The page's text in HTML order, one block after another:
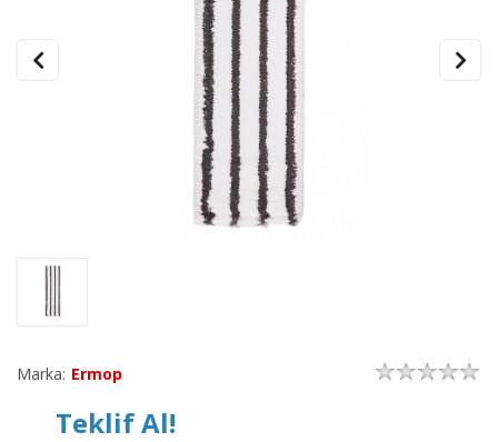
Marka: Ermop
Teklif Al!